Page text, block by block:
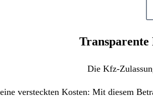
Transparente
Die Kfz-
versteckten Kosten: Mit diesem